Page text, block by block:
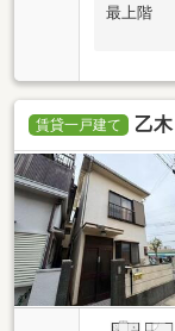
最上階
賃貸一戸建て 乙